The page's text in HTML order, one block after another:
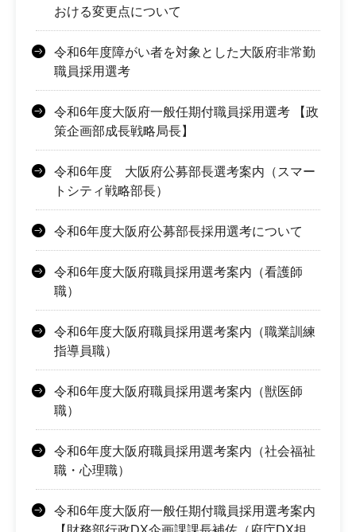
おける変更点について
令和6年度障がい者を対象とした大阪府非常勤
職員採用選考
令和6年度大阪府一般任期付職員採用選考 【政
策企画部成長戦略局長】
令和6年度 大阪府公募部長選考案内（スマー
トシティ戦略部長）
令和6年度大阪府公募部長採用選考について
令和6年度大阪府職員採用選考案内（看護師
職）
令和6年度大阪府職員採用選考案内（職業訓練
指導員職）
令和6年度大阪府職員採用選考案内（獣医師
職）
令和6年度大阪府職員採用選考案内（社会福祉
職・心理職）
令和6年度大阪府一般任期付職員採用選考案内